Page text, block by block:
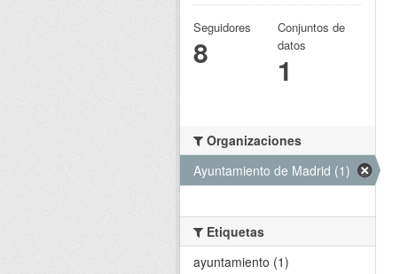
Seguidores
8
Conjuntos de
datos
1
Organizaciones
Ayuntamiento de Madrid (1)
Etiquetas
ayuntamiento (1)